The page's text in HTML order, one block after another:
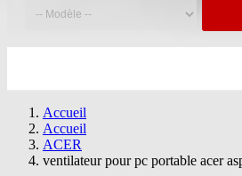
Accueil
Accueil
ACER
ventilateur pour pc portable acer